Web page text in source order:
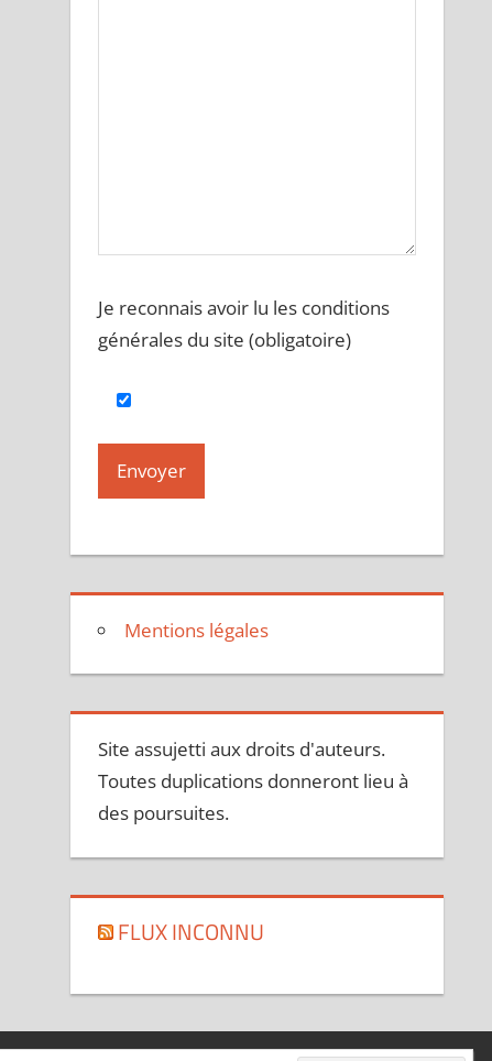
Je reconnais avoir lu les conditions
générales du site (obligatoire)
Mentions légales
Site assujetti aux droits d'auteurs.
Toutes duplications donneront lieu à
des poursuites.
FLUX INCONNU